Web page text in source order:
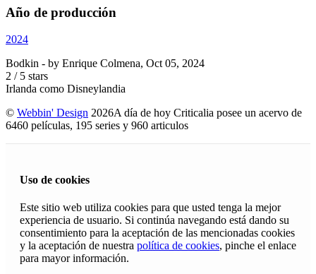
Año de producción
2024
Bodkin - by Enrique Colmena, Oct 05, 2024
2 / 5 stars
Irlanda como Disneylandia
© Webbin' Design 2026A día de hoy Criticalia posee un acervo de
6460 películas, 195 series y 960 articulos
Uso de cookies
Este sitio web utiliza cookies para que usted tenga la mejor
experiencia de usuario. Si continúa navegando está dando su
consentimiento para la aceptación de las mencionadas cookies
y la aceptación de nuestra política de cookies, pinche el enlace
para mayor información.